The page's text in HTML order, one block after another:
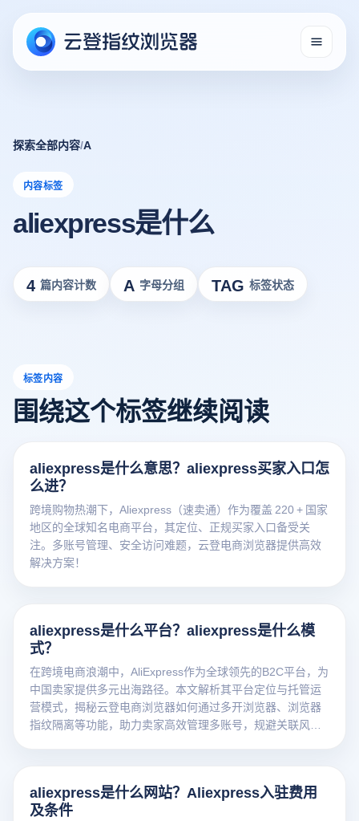
探索全部内容/A
内容标签
aliexpress是什么
4 篇内容计数 A 字母分组 TAG 标签状态
标签内容
围绕这个标签继续阅读
aliexpress是什么意思？aliexpress买家入口怎
么进？
跨境购物热潮下，Aliexpress（速卖通）作为覆盖 220 + 国家
地区的全球知名电商平台，其定位、正规买家入口备受关
注。多账号管理、安全访问难题，云登电商浏览器提供高效
解决方案！
aliexpress是什么平台？aliexpress是什么模
式？
在跨境电商浪潮中，AliExpress作为全球领先的B2C平台，为
中国卖家提供多元出海路径。本文解析其平台定位与托管运
营模式，揭秘云登电商浏览器如何通过多开浏览器、浏览器
指纹隔离等功能，助力卖家高效管理多账号，规避关联风
aliexpress是什么网站？Aliexpress入驻费用
及条件